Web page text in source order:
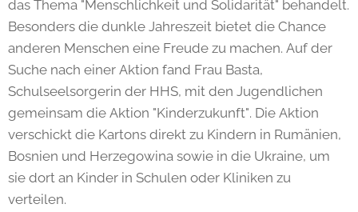
das Thema "Menschlichkeit und Solidarität" behandelt.
Besonders die dunkle Jahreszeit bietet die Chance
anderen Menschen eine Freude zu machen. Auf der
Suche nach einer Aktion fand Frau Basta,
Schulseelsorgerin der HHS, mit den Jugendlichen
gemeinsam die Aktion "Kinderzukunft". Die Aktion
verschickt die Kartons direkt zu Kindern in Rumänien,
Bosnien und Herzegowina sowie in die Ukraine, um
sie dort an Kinder in Schulen oder Kliniken zu
verteilen.